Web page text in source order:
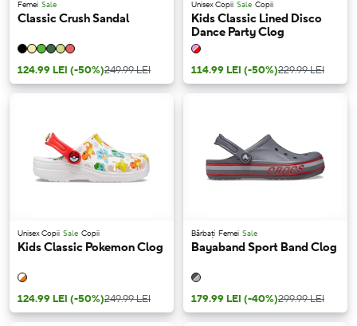
Femei Sale
Classic Crush Sandal
124.99 LEI (-50%)249.99 LEI
Unisex Copii Sale Copii
Kids Classic Lined Disco
Dance Party Clog
114.99 LEI (-50%)229.99 LEI
Unisex Copii Sale Copii
Kids Classic Pokemon Clog
124.99 LEI (-50%)249.99 LEI
Bărbați Femei Sale
Bayaband Sport Band Clog
179.99 LEI (-40%)299.99 LEI